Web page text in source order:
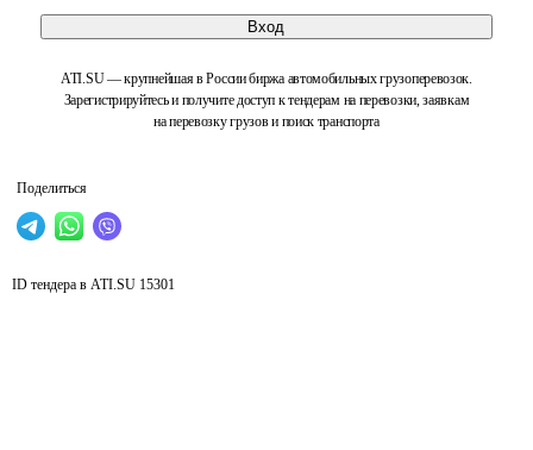
Вход
ATI.SU — крупнейшая в России биржа автомобильных грузоперевозок.
Зарегистрируйтесь и получите доступ к тендерам на перевозки, заявкам
на перевозку грузов и поиск транспорта
Поделиться
ID тендера в ATI.SU 15301